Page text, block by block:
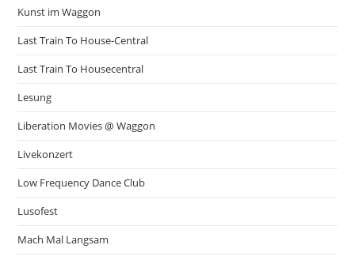
Kunst im Waggon
Last Train To House-Central
Last Train To Housecentral
Lesung
Liberation Movies @ Waggon
Livekonzert
Low Frequency Dance Club
Lusofest
Mach Mal Langsam